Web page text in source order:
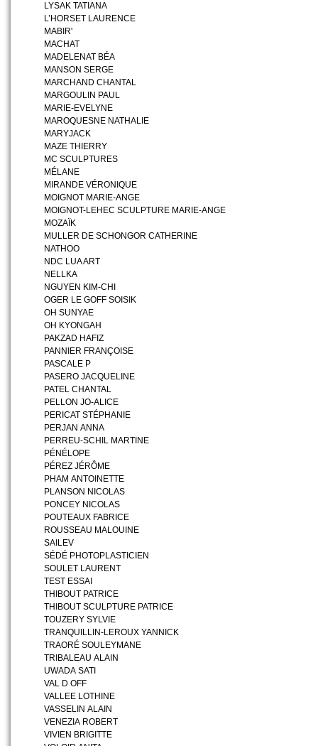
LYSAK TATIANA
L’HORSET LAURENCE
MABIR'
MACHAT
MADELENAT BÉA
MANSON SERGE
MARCHAND CHANTAL
MARGOULIN PAUL
MARIE-EVELYNE
MAROQUESNE NATHALIE
MARYJACK
MAZE THIERRY
MC SCULPTURES
MÉLANE
MIRANDE VÉRONIQUE
MOIGNOT MARIE-ANGE
MOIGNOT-LEHEC SCULPTURE MARIE-ANGE
MOZAÏK
MULLER DE SCHONGOR CATHERINE
NATHOO
NDC LUA ART
NELLKA
NGUYEN KIM-CHI
OGER LE GOFF SOISIK
OH SUNYAE
OH KYONGAH
PAKZAD HAFIZ
PANNIER FRANÇOISE
PASCALE P
PASERO JACQUELINE
PATEL CHANTAL
PELLON JO-ALICE
PERICAT STÉPHANIE
PERJAN ANNA
PERREU-SCHIL MARTINE
PÉNÉLOPE
PÉREZ JÉRÔME
PHAM ANTOINETTE
PLANSON NICOLAS
PONCEY NICOLAS
POUTEAUX FABRICE
ROUSSEAU MALOUINE
SAILEV
SÉDÉ PHOTOPLASTICIEN
SOULET LAURENT
TEST ESSAI
THIBOUT PATRICE
THIBOUT SCULPTURE PATRICE
TOUZERY SYLVIE
TRANQUILLIN-LEROUX YANNICK
TRAORÉ SOULEYMANE
TRIBALEAU ALAIN
UWADA SATI
VAL D OFF
VALLEE LOTHINE
VASSELIN ALAIN
VENEZIA ROBERT
VIVIEN BRIGITTE